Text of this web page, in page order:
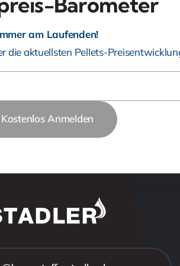
am Laufenden!
die aktuellsten Pellets-
Kostenlos Anmelden